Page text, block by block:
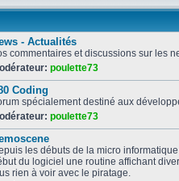
- Actualités
commentaires et discussions sur les
poulette73
Coding
spécialement destiné aux
poulette73
les débuts de la micro
du logiciel une routine affichant
rien à voir avec le piratage.